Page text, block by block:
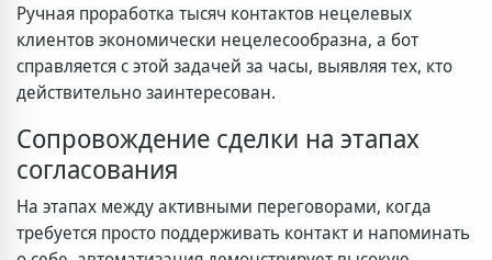
Ручная проработка тысяч контактов нецелевых
клиентов экономически нецелесообразна, а бот
справляется с этой задачей за часы, выявляя тех, кто
действительно заинтересован.
Сопровождение сделки на этапах
согласования
На этапах между активными переговорами, когда
требуется просто поддерживать контакт и напоминать